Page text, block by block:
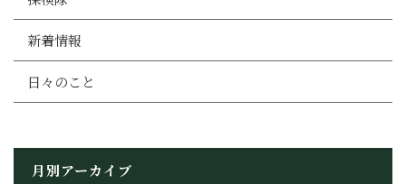
新着情報
日々のこと
月別アーカイブ